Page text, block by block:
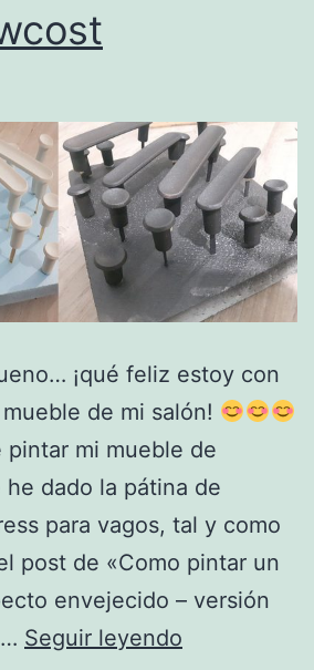
¡qué feliz estoy con
de mi salón!
mi mueble de
dado la pátina de
para vagos, tal y como
post de «Como pintar un
envejecido – versión
Seguir leyendo